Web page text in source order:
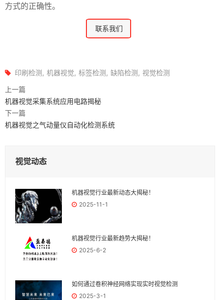
方式的正确性。
联系我们
印刷检测 机器视觉 标签检测 缺陷检测
视觉检测
上一篇
机器视觉采集系统应用电路揭秘
下一篇
机器视觉之气动量仪自动化检测系统
视觉动态
机器视觉行业最新动态大揭秘！
2025-11-1
机器视觉行业最新趋势大揭秘！
2025-6-2
如何通过卷积神经网络实现实时视觉检测
2025-3-1